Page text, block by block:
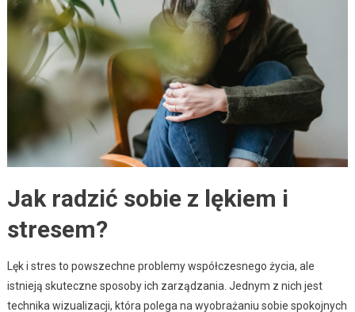
Jak radzić sobie z lękiem i
stresem?
Lęk i stres to powszechne problemy współczesnego życia, ale
istnieją skuteczne sposoby ich zarządzania. Jednym z nich jest
technika wizualizacji, która polega na wyobrażaniu sobie spokojnych